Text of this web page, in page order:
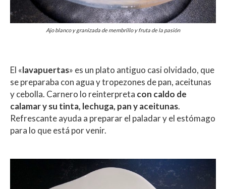
Ajo blanco y granizada de membrillo y fruta de la pasión
El «lavapuertas» es un plato antiguo casi olvidado, que
se preparaba con agua y tropezones de pan, aceitunas
y cebolla. Carnero lo reinterpreta con caldo de
calamar y su tinta, lechuga, pan y aceitunas.
Refrescante ayuda a preparar el paladar y el estómago
para lo que está por venir.